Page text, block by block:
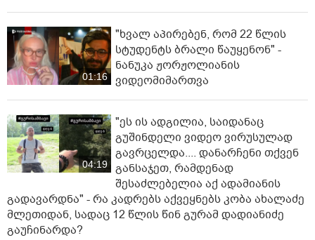
შემფასებელია" - წერს რომან გოცირიძე.
01:16
"ხვალ აპირებენ, რომ 22 წლის
სტუდენტს ბრალი წაუყენონ" -
ნანუკა ჟორჟოლიანის
ვიდეომიმართვა
04:19
"ეს ის ადგილია, საიდანაც
გუშინდელი ვიდეო ვირუსულად
გავრცელდა.... დანარჩენი თქვენ
განსაჯეთ, რამდენად
შესაძლებელია აქ ადამიანის
გადავარდნა" - რა კადრებს აქვეყნებს კობა ახალაძე
მლეთიდან, სადაც 12 წლის წინ გურამ დადიანიძე
გაუჩინარდა?